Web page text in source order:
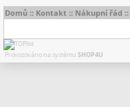
Domů :: Kontakt :: Nákupní řád ::
Provozováno na systému SHOP4U